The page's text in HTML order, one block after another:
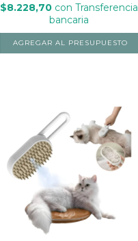
$8.228,70 con Transferencia
bancaria